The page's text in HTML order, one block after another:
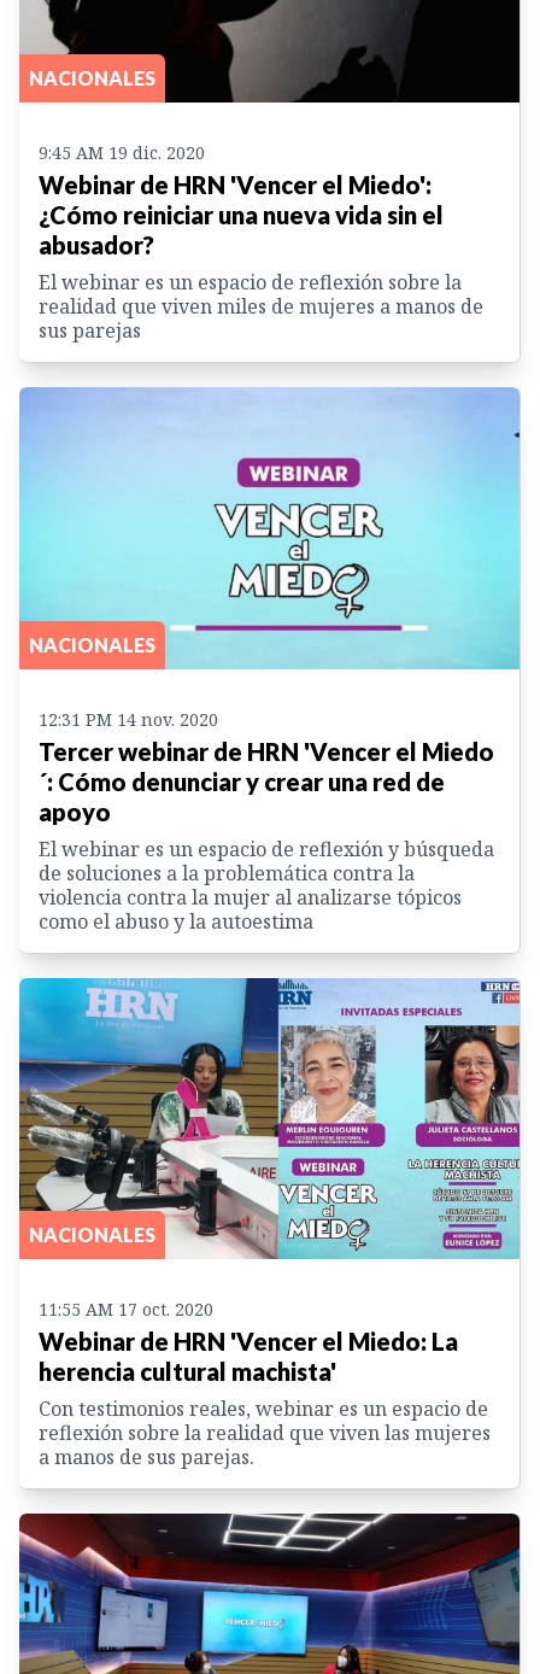
NACIONALES
9:45 AM 19 dic. 2020
Webinar de HRN 'Vencer el Miedo':
¿Cómo reiniciar una nueva vida sin el
abusador?
El webinar es un espacio de reflexión sobre la
realidad que viven miles de mujeres a manos de
sus parejas
NACIONALES
12:31 PM 14 nov. 2020
Tercer webinar de HRN 'Vencer el Miedo
´: Cómo denunciar y crear una red de
apoyo
El webinar es un espacio de reflexión y búsqueda
de soluciones a la problemática contra la
violencia contra la mujer al analizarse tópicos
como el abuso y la autoestima
NACIONALES
11:55 AM 17 oct. 2020
Webinar de HRN 'Vencer el Miedo: La
herencia cultural machista'
Con testimonios reales, webinar es un espacio de
reflexión sobre la realidad que viven las mujeres
a manos de sus parejas.